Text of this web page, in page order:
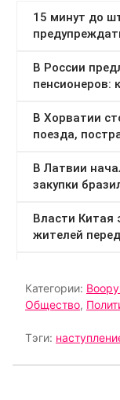
Категории:
Общество,
Тэги: